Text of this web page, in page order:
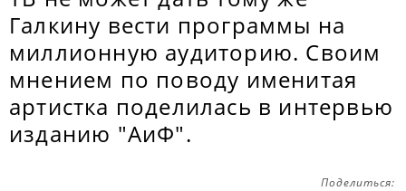
Галкину вести программы на
миллионную аудиторию. Своим
мнением по поводу именитая
артистка поделилась в интервью
изданию "АиФ".
Поделиться: